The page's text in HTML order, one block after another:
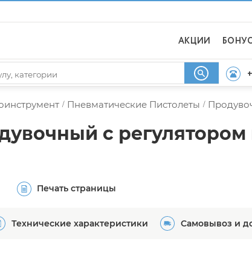
АКЦИИ
/ Пневматические Пистолеты /
с
Печать страницы
Технические характеристики Самовывоз и